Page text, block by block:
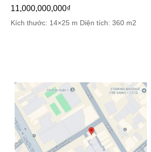
11,000,000,000₫
Kích thước: 14×25 m Diện tích: 360 m2